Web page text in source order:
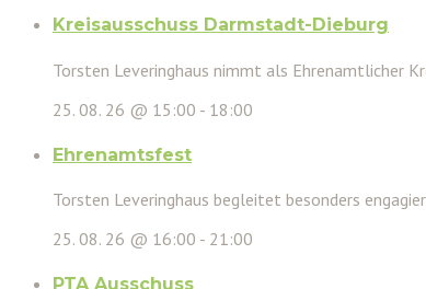
Kreisausschuss Darmstadt-Dieburg
Torsten Leveringhaus nimmt als Ehrenamtlicher
25. 08. 26 @ 15:00 - 18:00
Ehrenamtsfest
Torsten Leveringhaus begleitet besonders
25. 08. 26 @ 16:00 - 21:00
PTA Ausschuss